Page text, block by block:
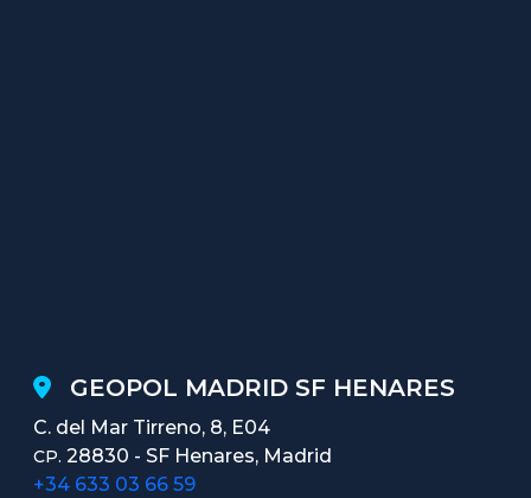
GEOPOL MADRID SF HENARES
C. del Mar Tirreno, 8, E04
CP. 28830 - SF Henares, Madrid
+34 633 03 66 59